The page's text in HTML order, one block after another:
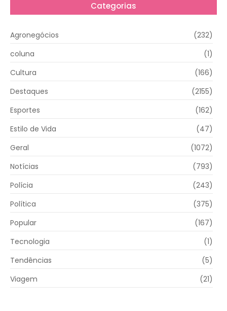
Categorias
Agronegócios
(232)
coluna
(1)
Cultura
(166)
Destaques
(2155)
Esportes
(162)
Estilo de Vida
(47)
Geral
(1072)
Notícias
(793)
Polícia
(243)
Política
(375)
Popular
(167)
Tecnologia
(1)
Tendências
(5)
Viagem
(21)